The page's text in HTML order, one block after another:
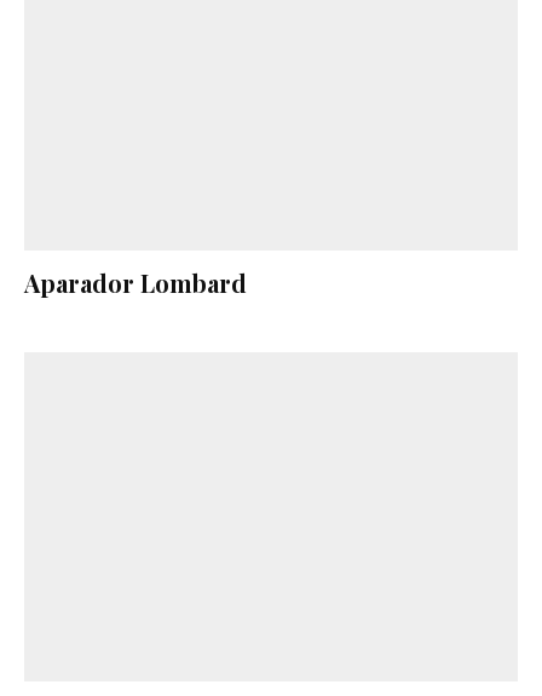
Aparador Lombard